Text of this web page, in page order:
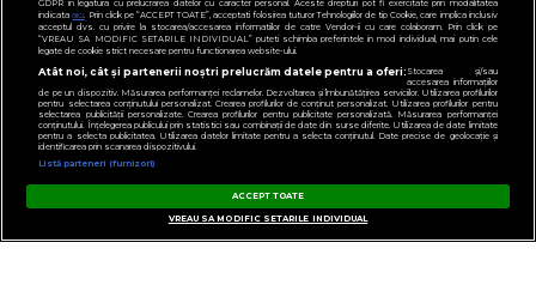
GESTIONAȚI PREFERINȚELE
GDPR in legatura cu prelucrarea datelor cu caracter personal. Aceste drepturi pot fi exercitate prin modalitatea
indicataaici. Prin click pe “ACCEPT TOATE”, acceptati folosirea tuturor Tehnologiilor de tip Cookie, care implica inclusiv
acceptul dvs. cu privire la stocarea/accesarea informatiilor de catre Vendor-ii cu care colaboram. Prin click pe
“VREAU SA MODIFIC SETARILE INDIVIDUAL” puteti schimba preferintele in mod individual, mai putin cele
legate de cookie strict necesare pentru functionarea website-ului.
Atât noi, cât și partenerii noștri prelucrăm datele pentru a oferi: Stocarea și/sau
accesarea informațiilor
de pe un dispozitiv. Măsurarea performanței reclamelor. Dezvoltarea și îmbunătățirea serviciilor. Utilizarea profilurilor
pentru selectarea conținutului personalizat. Crearea profilurilor de conținut personalizat. Utilizarea profilurilor pentru
selectarea publicității personalizate. Crearea profilurilor pentru publicitate personalizată. Măsurarea performanței
conținutului. Înțelegerea publicului prin statistici sau combinații de date din surse diferite. Utilizarea de date limitate
pentru a selecta publicitatea. Utilizarea datelor limitate pentru a selecta conținutul. Date precise de geolocație și
identificarea prin scanarea dispozitivului.
Listă parteneri (furnizori)
ACCEPT TOATE
VREAU SA MODIFIC SETARILE INDIVIDUAL